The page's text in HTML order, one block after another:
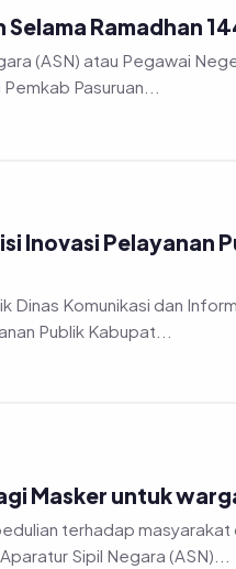
Ramadhan
(ASN) atau Pegawai
Pasuruan...
Inovasi Pelayanan
Dinas Komunikasi dan
Publik Kabupat...
Masker untuk
terhadap
Sipil Negara (ASN)...